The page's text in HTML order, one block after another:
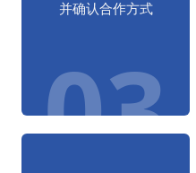
并确认合作方式
03